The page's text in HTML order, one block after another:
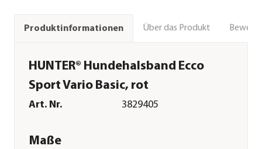
Produktinformationen Über das Produkt
HUNTER® Hundehalsband Ecco
Sport Vario Basic, rot
Art. Nr. 3829405
Maße